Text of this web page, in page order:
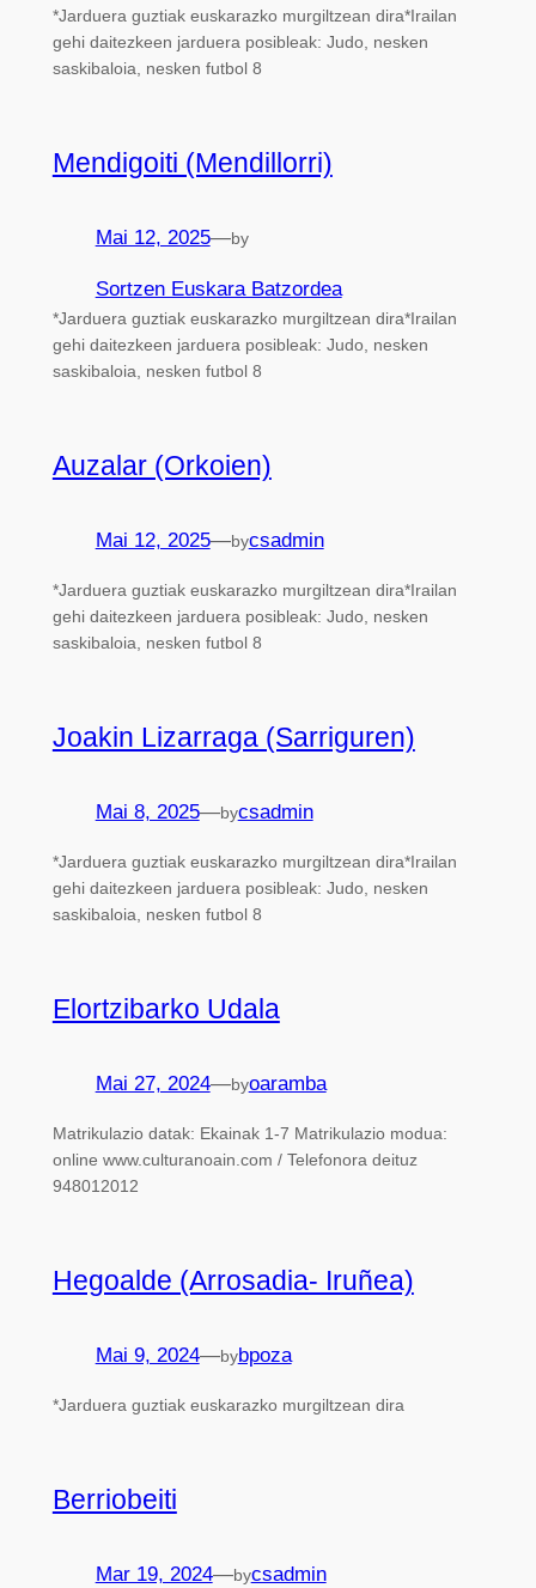
*Jarduera guztiak euskarazko murgiltzean dira*Irailan
gehi daitezkeen jarduera posibleak: Judo, nesken
saskibaloia, nesken futbol 8
Mendigoiti (Mendillorri)
Mai 12, 2025—by
Sortzen Euskara Batzordea
*Jarduera guztiak euskarazko murgiltzean dira*Irailan
gehi daitezkeen jarduera posibleak: Judo, nesken
saskibaloia, nesken futbol 8
Auzalar (Orkoien)
Mai 12, 2025—bycsadmin
*Jarduera guztiak euskarazko murgiltzean dira*Irailan
gehi daitezkeen jarduera posibleak: Judo, nesken
saskibaloia, nesken futbol 8
Joakin Lizarraga (Sarriguren)
Mai 8, 2025—bycsadmin
*Jarduera guztiak euskarazko murgiltzean dira*Irailan
gehi daitezkeen jarduera posibleak: Judo, nesken
saskibaloia, nesken futbol 8
Elortzibarko Udala
Mai 27, 2024—byoaramba
Matrikulazio datak: Ekainak 1-7 Matrikulazio modua:
online www.culturanoain.com / Telefonora deituz
948012012
Hegoalde (Arrosadia- Iruñea)
Mai 9, 2024—bybpoza
*Jarduera guztiak euskarazko murgiltzean dira
Berriobeiti
Mar 19, 2024—bycsadmin